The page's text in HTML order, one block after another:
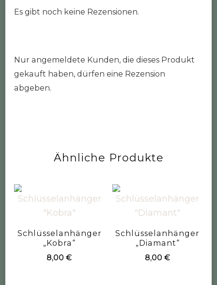
Es gibt noch keine Rezensionen.
Nur angemeldete Kunden, die dieses Produkt
gekauft haben, dürfen eine Rezension
abgeben.
Ähnliche Produkte
Schlüsselanhänger
„Kobra“
8,00€
Schlüsselanhänger
„Diamant“
8,00 €